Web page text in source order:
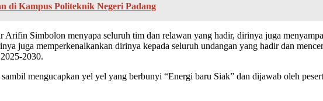
di Kampus Politeknik Negeri Padang
Simbolon menyapa seluruh tim dan relawan yang hadir, dirinya juga
juga memperkenalkankan dirinya kepada seluruh undangan yang hadir dan
2030.
mengucapkan yel yel yang berbunyi “Energi baru Siak” dan dijawab oleh